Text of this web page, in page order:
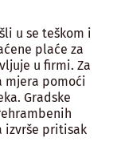
u se teškom i
plaće za
u firmi. Za
mjera pomoći
Gradske
izvrše pritisak